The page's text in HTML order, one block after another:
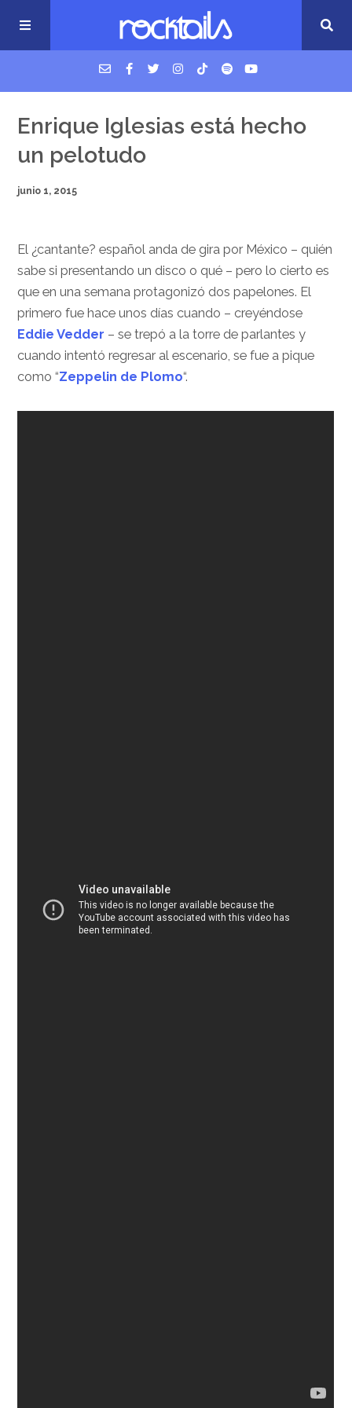
USM Podcast
Cigarrillos en la cama
Enrique Iglesias está hecho
un pelotudo
junio 1, 2015
El ¿cantante? español anda de gira por México – quién
sabe si presentando un disco o qué – pero lo cierto es
que en una semana protagonizó dos papelones. El
primero fue hace unos días cuando – creyéndose
Eddie Vedder – se trepó a la torre de parlantes y
cuando intentó regresar al escenario, se fue a pique
como “Zeppelin de Plomo“.